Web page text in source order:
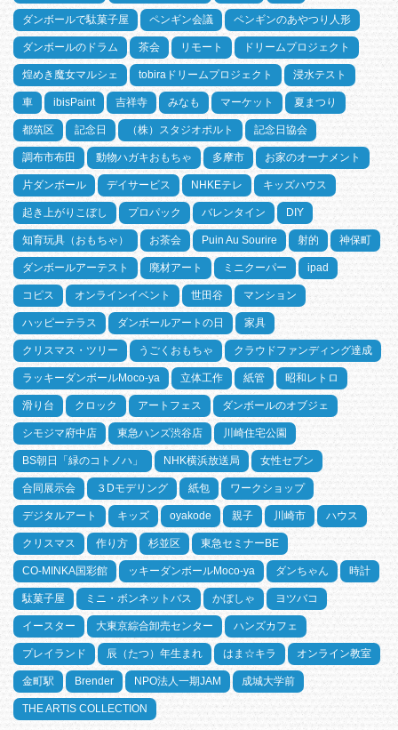
ダンボールで駄菓子屋 ペンギン会議 ペンギンのあやつり人形
ダンボールのドラム 茶会 リモート ドリームプロジェクト
煌めき魔女マルシェ tobiraドリームプロジェクト 浸水テスト
車 ibisPaint 吉祥寺 みなも マーケット 夏まつり
都筑区 記念日 （株）スタジオポルト 記念日協会
調布市布田 動物ハガキおもちゃ 多摩市 お家のオーナメント
片ダンボール デイサービス NHKEテレ キッズハウス
起き上がりこぼし プロパック バレンタイン DIY
知育玩具（おもちゃ） お茶会 Puin Au Sourire 射的 神保町
ダンボールアーテスト 廃材アート ミニクーパー ipad
コピス オンラインイベント 世田谷 マンション
ハッピーテラス ダンボールアートの日 家具
クリスマス・ツリー うごくおもちゃ クラウドファンディング達成
ラッキーダンボールMoco-ya 立体工作 紙管 昭和レトロ
滑り台 クロック アートフェス ダンボールのオブジェ
シモジマ府中店 東急ハンズ渋谷店 川崎住宅公園
BS朝日「緑のコトノハ」 NHK横浜放送局 女性セブン
合同展示会 ３Dモデリング 紙包 ワークショップ
デジタルアート キッズ oyakode 親子 川崎市 ハウス
クリスマス 作り方 杉並区 東急セミナーBE
CO-MINKA国彩館 ッキーダンボールMoco-ya ダンちゃん 時計
駄菓子屋 ミニ・ボンネットバス かぼしゃ ヨツバコ
イースター 大東京綜合卸売センター ハンズカフェ
プレイランド 辰（たつ）年生まれ はま☆キラ オンライン教室
金町駅 Brender NPO法人一期JAM 成城大学前
THE ARTIS COLLECTION